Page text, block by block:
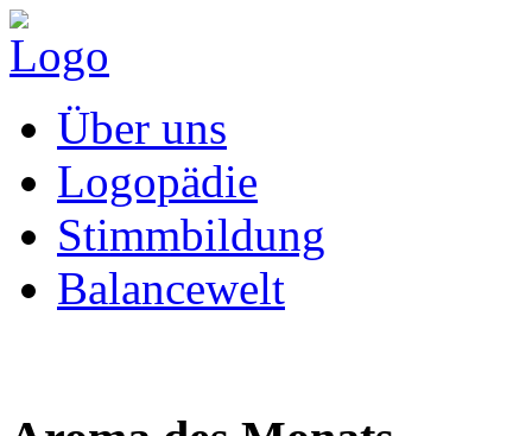
Über uns
Logopädie
Stimmbildung
Balancewelt